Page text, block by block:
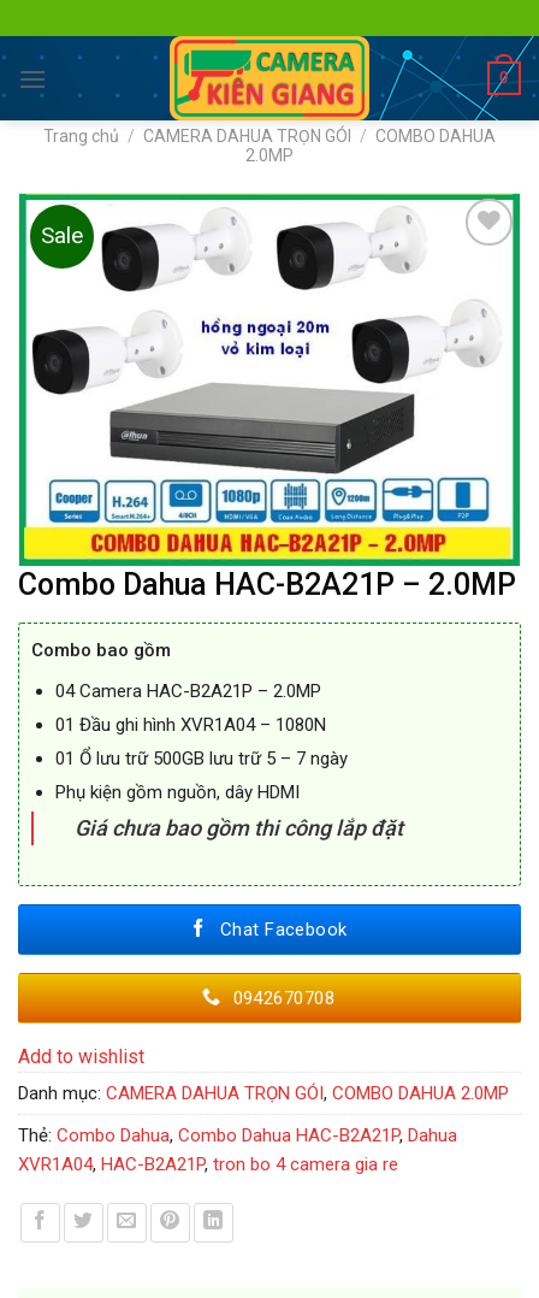
to
content
0
Trang chủ / CAMERA DAHUA TRỌN GÓI / COMBO DAHUA
2.0MP
Sale
Combo Dahua HAC-B2A21P – 2.0MP
Combo bao gồm
04 Camera HAC-B2A21P – 2.0MP
01 Đầu ghi hình XVR1A04 – 1080N
01 Ổ lưu trữ 500GB lưu trữ 5 – 7 ngày
Phụ kiện gồm nguồn, dây HDMI
Giá chưa bao gồm thi công lắp đặt
Chat Facebook
0942670708
Add to wishlist
Danh mục: CAMERA DAHUA TRỌN GÓI, COMBO DAHUA 2.0MP
Thẻ: Combo Dahua, Combo Dahua HAC-B2A21P, Dahua
XVR1A04, HAC-B2A21P, tron bo 4 camera gia re